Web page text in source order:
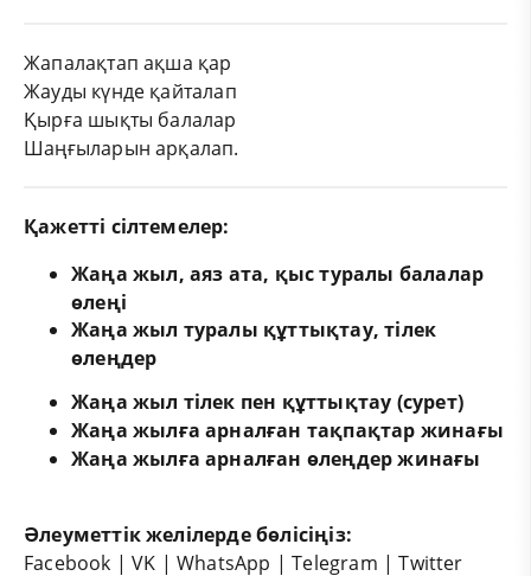
Жапалақтап ақша қар
Жауды күнде қайталап
Қырға шықты балалар
Шаңғыларын арқалап.
Қажетті сілтемелер:
Жаңа жыл, аяз ата, қыс туралы балалар
өлеңі
Жаңа жыл туралы құттықтау, тілек
өлеңдер
Жаңа жыл тілек пен құттықтау (сурет)
Жаңа жылға арналған тақпақтар жинағы
Жаңа жылға арналған өлеңдер жинағы
Әлеуметтік желілерде бөлісіңіз:
Facebook |VK |WhatsApp |Telegram |Twitter